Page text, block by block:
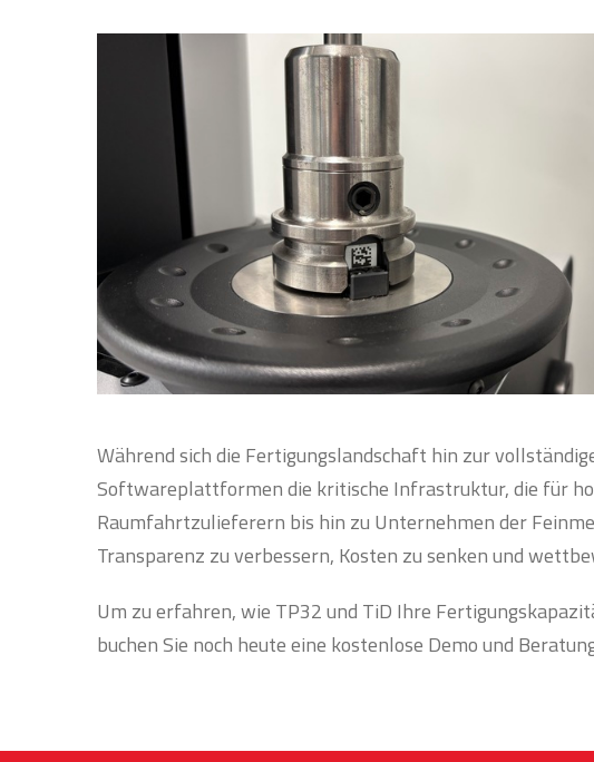
Während sich die Fertigungslandschaft hin zur
Softwareplattformen die kritische Infrastruktur, die für
Raumfahrtzulieferern bis hin zu Unternehmen der
Transparenz zu verbessern, Kosten zu senken und
Um zu erfahren, wie TP32 und TiD Ihre
buchen Sie noch heute eine kostenlose Demo und